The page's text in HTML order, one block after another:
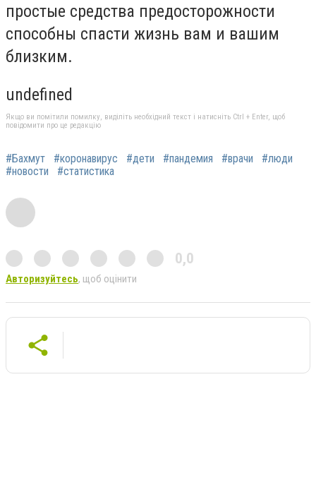
простые средства предосторожности
способны спасти жизнь вам и вашим
близким.
undefined
Якщо ви помітили помилку, виділіть необхідний текст і натисніть Ctrl + Enter, щоб
повідомити про це редакцію
#Бахмут #коронавирус #дети #пандемия #врачи
#люди
#новости
#статистика
0,0
Авторизуйтесь, щоб оцінити